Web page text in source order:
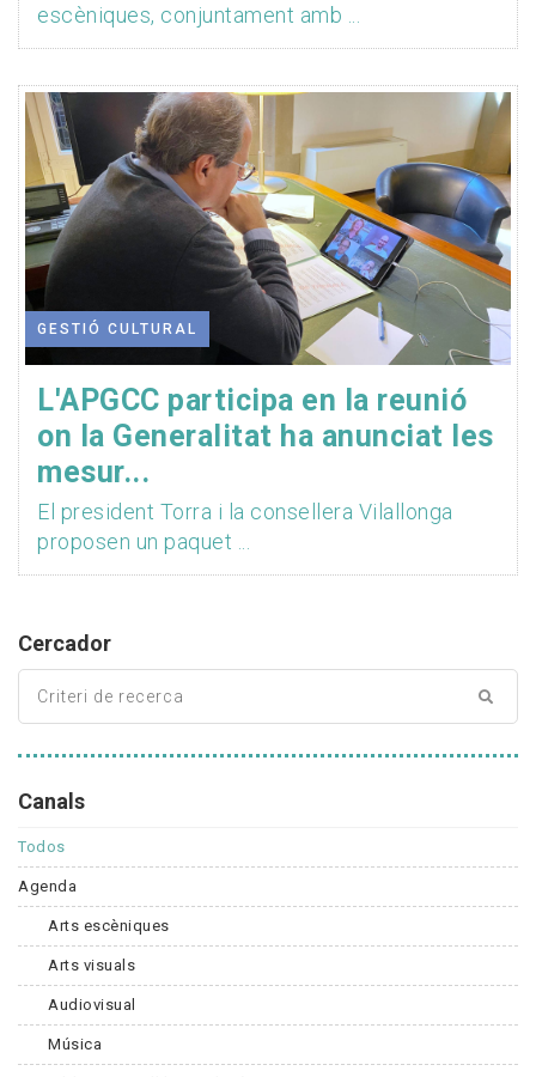
escèniques, conjuntament amb ...
GESTIÓ CULTURAL
L'APGCC participa en la reunió
on la Generalitat ha anunciat les
mesur...
El president Torra i la consellera Vilallonga
proposen un paquet ...
Cercador
Canals
Todos
Agenda
Arts escèniques
Arts visuals
Audiovisual
Música